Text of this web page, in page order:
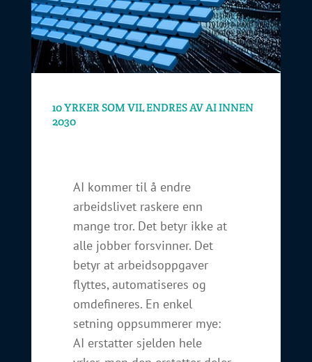
10 YRKER SOM VIL ENDRES AV AI INNEN
2030
AI kommer til å endre
arbeidslivet raskere enn
mange tror. Det betyr ikke at
alle jobber forsvinner. Det
betyr at arbeidsoppgaver
flyttes, automatiseres og
omdefineres. En enkel
setning oppsummerer mye:
AI erstatter sjelden hele